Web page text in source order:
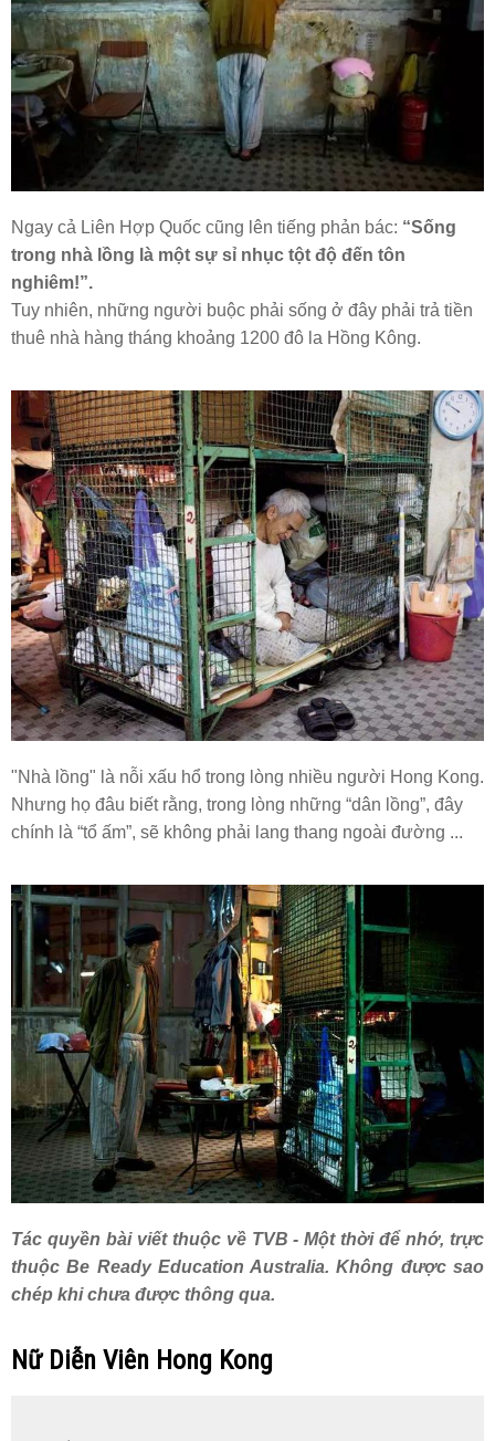
Ngay cả Liên Hợp Quốc cũng lên tiếng phản bác: “Sống
trong nhà lồng là một sự sỉ nhục tột độ đến tôn
nghiêm!”.
Tuy nhiên, những người buộc phải sống ở đây phải trả tiền
thuê nhà hàng tháng khoảng 1200 đô la Hồng Kông.
"Nhà lồng" là nỗi xấu hổ trong lòng nhiều người Hong Kong.
Nhưng họ đâu biết rằng, trong lòng những “dân lồng”, đây
chính là “tổ ấm”, sẽ không phải lang thang ngoài đường ...
Tác quyền bài viết thuộc về TVB - Một thời để nhớ, trực
thuộc Be Ready Education Australia. Không được sao
chép khi chưa được thông qua.
Nữ Diễn Viên Hong Kong